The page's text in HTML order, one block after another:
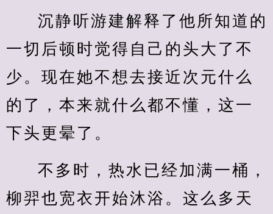
沉静听游建解释了他所知道的
一切后顿时觉得自己的头大了不
少。现在她不想去接近次元什么
的了，本来就什么都不懂，这一
下头更晕了。
不多时，热水已经加满一桶，
柳羿也宽衣开始沐浴。这么多天